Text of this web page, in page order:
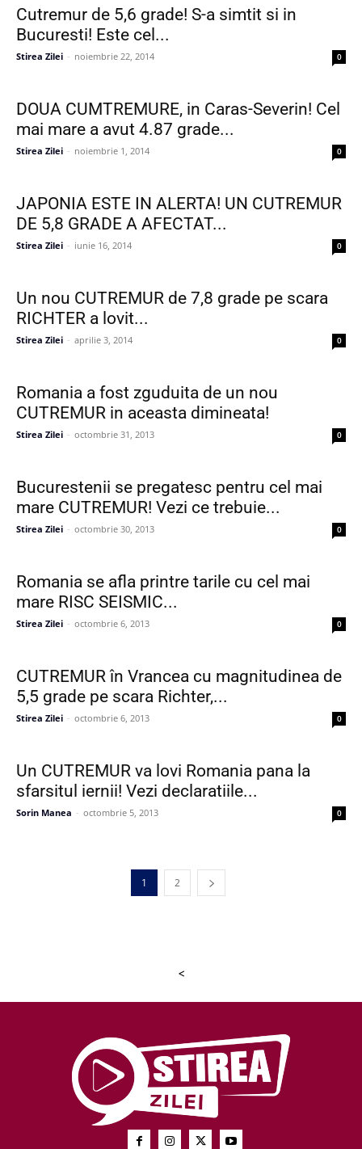
Cutremur de 5,6 grade! S-a simtit si in
Bucuresti! Este cel...
Stirea Zilei - noiembrie 22, 2014 0
DOUA CUMTREMURE, in Caras-Severin! Cel
mai mare a avut 4.87 grade...
Stirea Zilei - noiembrie 1, 2014 0
JAPONIA ESTE IN ALERTA! UN CUTREMUR
DE 5,8 GRADE A AFECTAT...
Stirea Zilei - iunie 16, 2014 0
Un nou CUTREMUR de 7,8 grade pe scara
RICHTER a lovit...
Stirea Zilei - aprilie 3, 2014 0
Romania a fost zguduita de un nou
CUTREMUR in aceasta dimineata!
Stirea Zilei - octombrie 31, 2013 0
Bucurestenii se pregatesc pentru cel mai
mare CUTREMUR! Vezi ce trebuie...
Stirea Zilei - octombrie 30, 2013 0
Romania se afla printre tarile cu cel mai
mare RISC SEISMIC...
Stirea Zilei - octombrie 6, 2013 0
CUTREMUR în Vrancea cu magnitudinea de
5,5 grade pe scara Richter,...
Stirea Zilei - octombrie 6, 2013 0
Un CUTREMUR va lovi Romania pana la
sfarsitul iernii! Vezi declaratiile...
Sorin Manea - octombrie 5, 2013 0
1 2
<